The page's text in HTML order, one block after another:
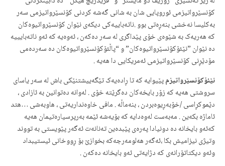
کۆنسێرواتیزمی ئوروپایی شان به‌ شانی گه‌شه‌ کردنی کۆنسێرواتیزمی سه‌ر
به‌کلیسا نه‌خشی بنه‌ڕه‌تی بوو .ناته‌باییه‌کی دیکه‌ی نێوان کۆنسێرواتیوه‌کان
که‌ هه‌ریه‌ک به‌ شێوه‌ی خۆی پێداگری له‌ سه‌ر ده‌که‌ن ، ئه‌وه‌یه‌ که‌ ئه‌و ناته‌بایییه‌
ده‌ نێوان ”نێئۆکۆنسێرواتیوه‌کان” و “پاڵئۆکۆنسێرواتیوه‌‌کان ده‌ سه‌رده‌می
مۆدێڕنی کۆنسێرواتیزمی ئه‌مریکایی دا هه‌یه‌ .
نێئۆکۆنسێرواتیزمپێیوایه‌ که‌ تا ڕاده‌یه‌ک‌ تێگه‌ییشتنێکی باش له‌ سه‌ر یاسای
سروشتی هه‌یه‌ که‌ زۆر بایخه‌‌‌کان ده‌گرێته‌ خۆی . له‌وانه‌ ده‌توانین به‌ ئازادی ،
دێموکڕاسی /خۆبه‌ڕیوه‌بردن ، بنه‌ماڵه‌ . مافی خاوه‌نداریه‌تی ، هاوبه‌شی …هتد
ئاماژه‌ بکه‌ین . مه‌به‌ست له‌وه‌دایه‌ که‌ بۆیه‌شه‌ ئێمه‌ به‌رپرسیاره‌تیمان هه‌یه‌
که‌‌ئه‌و بایخانه‌ ده‌ دونیادا په‌ره‌ی پێبده‌ین ته‌نانه‌ت ئه‌گه‌ر پێویستی به‌ تووند
وتیژی نیزامیش بکا ،ئه‌گه‌ر هه‌لومه‌رجه‌که‌‌ بخوازێ بۆ ڕووخانی ئیستیبداد
وئه‌و دیکتاتۆرانه‌ی که‌ دژایه‌تی ئه‌و بایخانه‌ ده‌که‌ن .